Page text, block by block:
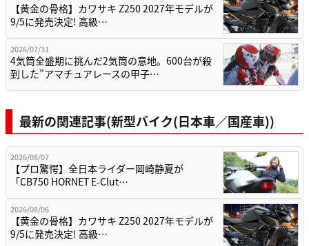
【黄金の骨格】カワサキ Z250 2027年モデルが
9/5に発売決定! 高級…
2026/07/31
4気筒全盛期に挑んだ2気筒の意地。600台が殺
到した”アマチュアレースの甲子…
最新の関連記事(新型バイク(日本車／国産車))
2026/08/07
【プロ驚愕】全日本ライダー岡崎静夏が
「CB750 HORNET E-Clut…
2026/08/06
【黄金の骨格】カワサキ Z250 2027年モデルが
9/5に発売決定! 高級…